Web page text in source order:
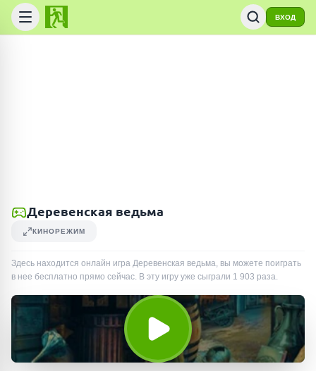
ВХОД
Деревенская ведьма
КИНОРЕЖИМ
Здесь находится онлайн игра Деревенская ведьма, вы можете поиграть
в нее бесплатно прямо сейчас. В эту игру уже сыграли 1 903 раза.